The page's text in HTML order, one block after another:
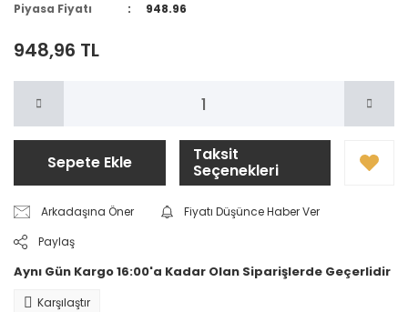
Piyasa Fiyatı
948.96
948,96 TL
Sepete Ekle Taksit
Seçenekleri
Arkadaşına Öner
Fiyatı Düşünce Haber Ver
Paylaş
Aynı Gün Kargo 16:00'a Kadar Olan Siparişlerde Geçerlidir
Karşılaştır